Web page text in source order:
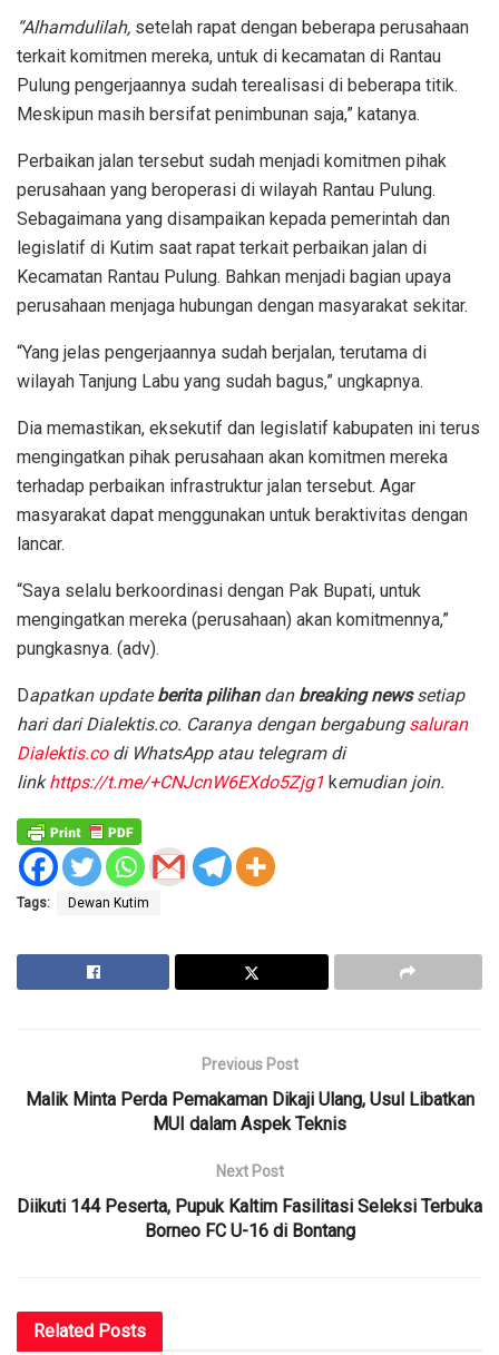
“Alhamdulilah, setelah rapat dengan beberapa perusahaan
terkait komitmen mereka, untuk di kecamatan di Rantau
Pulung pengerjaannya sudah terealisasi di beberapa titik.
Meskipun masih bersifat penimbunan saja,” katanya.
Perbaikan jalan tersebut sudah menjadi komitmen pihak
perusahaan yang beroperasi di wilayah Rantau Pulung.
Sebagaimana yang disampaikan kepada pemerintah dan
legislatif di Kutim saat rapat terkait perbaikan jalan di
Kecamatan Rantau Pulung. Bahkan menjadi bagian upaya
perusahaan menjaga hubungan dengan masyarakat sekitar.
“Yang jelas pengerjaannya sudah berjalan, terutama di
wilayah Tanjung Labu yang sudah bagus,” ungkapnya.
Dia memastikan, eksekutif dan legislatif kabupaten ini terus
mengingatkan pihak perusahaan akan komitmen mereka
terhadap perbaikan infrastruktur jalan tersebut. Agar
masyarakat dapat menggunakan untuk beraktivitas dengan
lancar.
“Saya selalu berkoordinasi dengan Pak Bupati, untuk
mengingatkan mereka (perusahaan) akan komitmennya,”
pungkasnya. (adv).
Dapatkan updateberita pilihan dan breaking newssetiap
hari dari Dialektis.co. Caranya dengan bergabung saluran
Dialektis.codi WhatsApp atau telegram di
linkhttps://t.me/+CNJcnW6EXdo5Zjg1 kemudian join.
Tags: Dewan Kutim
Previous Post
Malik Minta Perda Pemakaman Dikaji Ulang, Usul Libatkan
MUI dalam Aspek Teknis
Next Post
Diikuti 144 Peserta, Pupuk Kaltim Fasilitasi Seleksi Terbuka
Borneo FC U-16 di Bontang
Related Posts